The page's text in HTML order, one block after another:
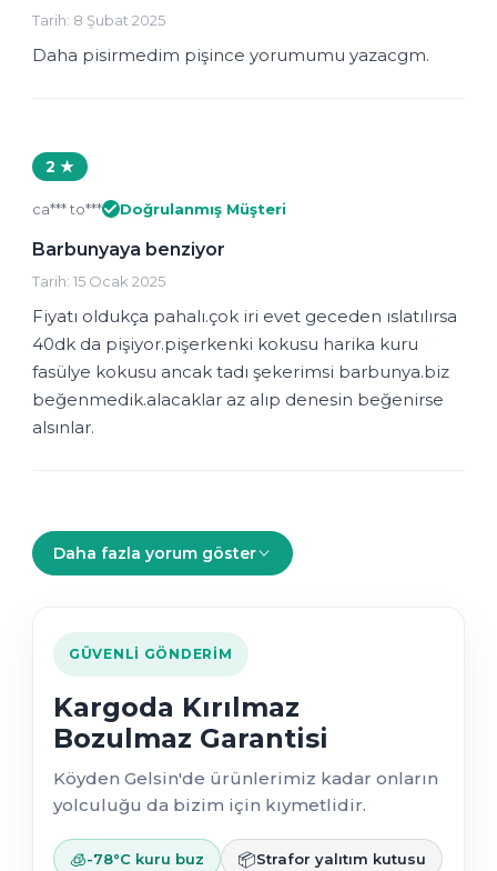
Tarih: 8 Şubat 2025
Daha pisirmedim pişince yorumumu yazacgm.
2 ★
ca*** to*** Doğrulanmış Müşteri
Barbunyaya benziyor
Tarih: 15 Ocak 2025
Fiyatı oldukça pahalı.çok iri evet geceden ıslatılırsa
40dk da pişiyor.pişerkenki kokusu harika kuru
fasülye kokusu ancak tadı şekerimsi barbunya.biz
beğenmedik.alacaklar az alıp denesin beğenirse
alsınlar.
Daha fazla yorum göster
GÜVENLI GÖNDERIM
Kargoda Kırılmaz
Bozulmaz Garantisi
Köyden Gelsin'de ürünlerimiz kadar onların
yolculuğu da bizim için kıymetlidir.
🧊-78°C kuru buz 📦Strafor yalıtım kutusu